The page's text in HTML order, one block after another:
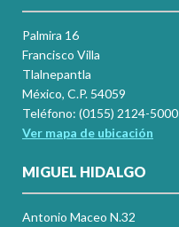
Palmira 16
Francisco Villa
Tlalnepantla
México, C.P. 54059
Teléfono: (0155) 2124-5000
Ver mapa de ubicación
MIGUEL HIDALGO
Antonio Maceo N.32